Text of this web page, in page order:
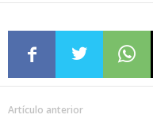
Artículo anterior